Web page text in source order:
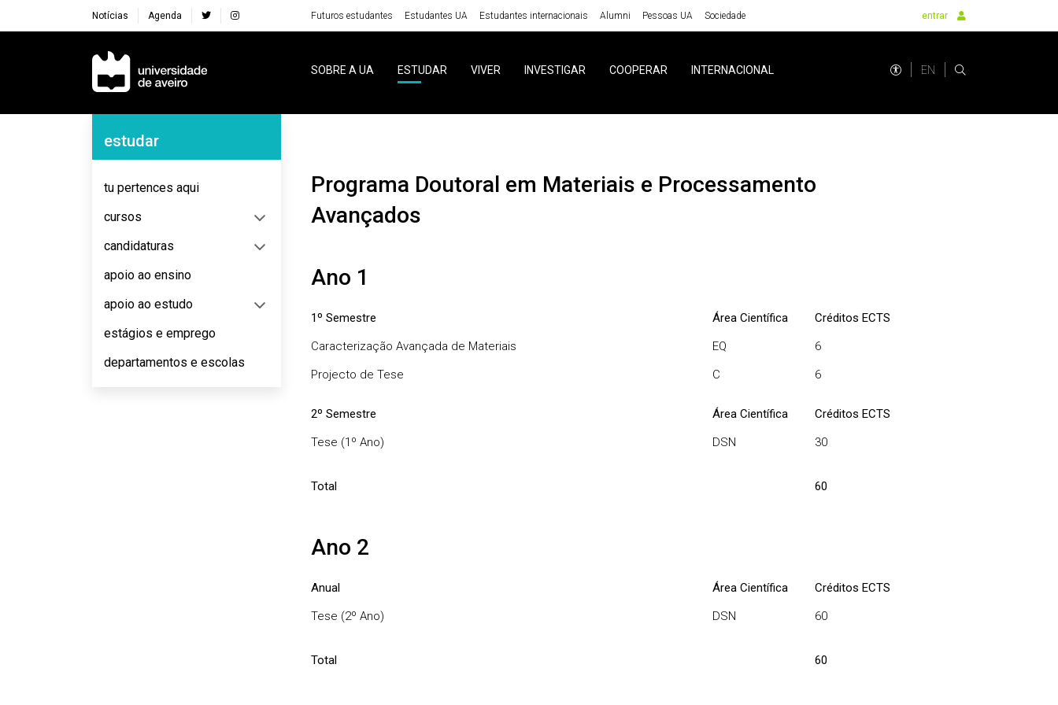
Notícias Agenda Futuros estudantes Estudantes UA Estudantes internacionais Alumni Pessoas UA Sociedade entrar
Navegação Principal
SOBRE A UA ESTUDAR VIVER INVESTIGAR COOPERAR INTERNACIONAL EN
Navegação Lateral
estudar
tu pertences aqui
cursos
candidaturas
apoio ao ensino
apoio ao estudo
estágios e emprego
departamentos e escolas
Programa Doutoral em Materiais e Processamento
Avançados
Ano 1
1º Semestre Área Científica
Créditos ECTS
Caracterização Avançada de Materiais
EQ
6
Projecto de Tese
C 6
2º Semestre Área Científica
Créditos ECTS
Tese (1º Ano)
DSN 30
Total 60
Ano 2
Anual Área Científica
Créditos ECTS
Tese (2º Ano)
DSN 60
Total 60